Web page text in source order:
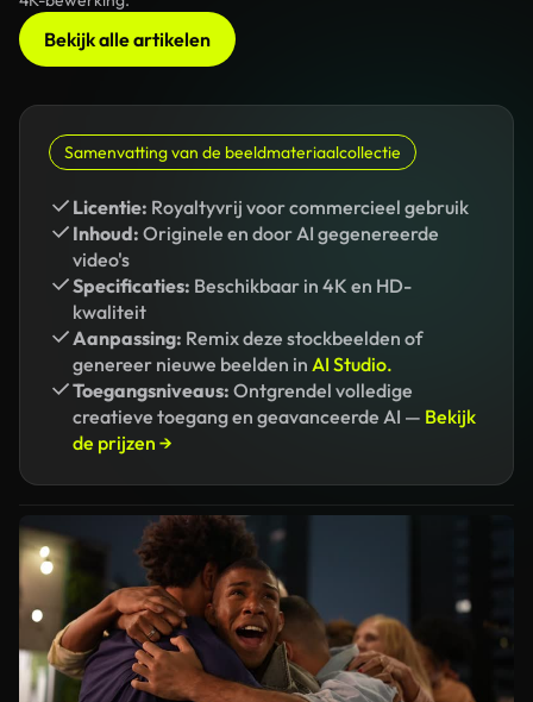
Bekijk alle artikelen
Samenvatting van de beeldmateriaalcollectie
Licentie: Royaltyvrij voor commercieel gebruik
Inhoud: Originele en door AI gegenereerde
video's
Specificaties: Beschikbaar in 4K en HD-
kwaliteit
Aanpassing: Remix deze stockbeelden of
genereer nieuwe beelden in AI Studio.
Toegangsniveaus: Ontgrendel volledige
creatieve toegang en geavanceerde AI — Bekijk
de prijzen →